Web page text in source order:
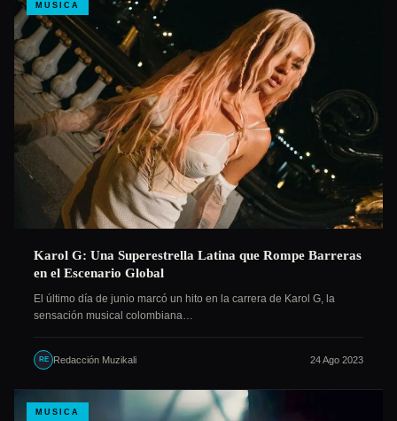
MUSICA
Karol G: Una Superestrella Latina que Rompe Barreras
en el Escenario Global
El último día de junio marcó un hito en la carrera de Karol G, la
sensación musical colombiana…
RE Redacción Muzikali 24 Ago 2023
MUSICA